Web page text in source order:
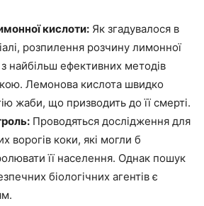
кислоти: Як згадувалося в
розпилення розчину лимонної
найбільш ефективних методів
Лемонова кислота швидко
жаби, що призводить до її смерті.
Проводяться дослідження для
ворогів коки, які могли б
її населення. Однак пошук
біологічних агентів є